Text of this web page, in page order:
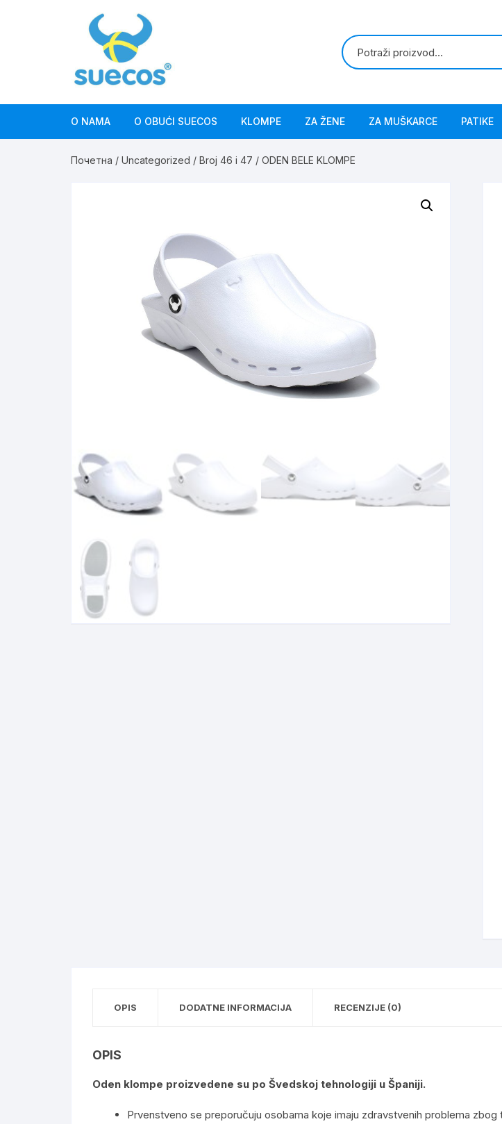
O NAMA O OBUĆI SUECOS KLOMPE ZA ŽENE ZA MUŠKARCE PATIKE
Почетна / Uncategorized / Broj 46 i 47 / ODEN BELE KLOMPE
OPIS DODATNE INFORMACIJA RECENZIJE (0)
OPIS
Oden klompe proizvedene su po Švedskoj tehnologiji u Španiji.
Prvenstveno se preporučuju osobama koje imaju zdravstvenih problema zbog